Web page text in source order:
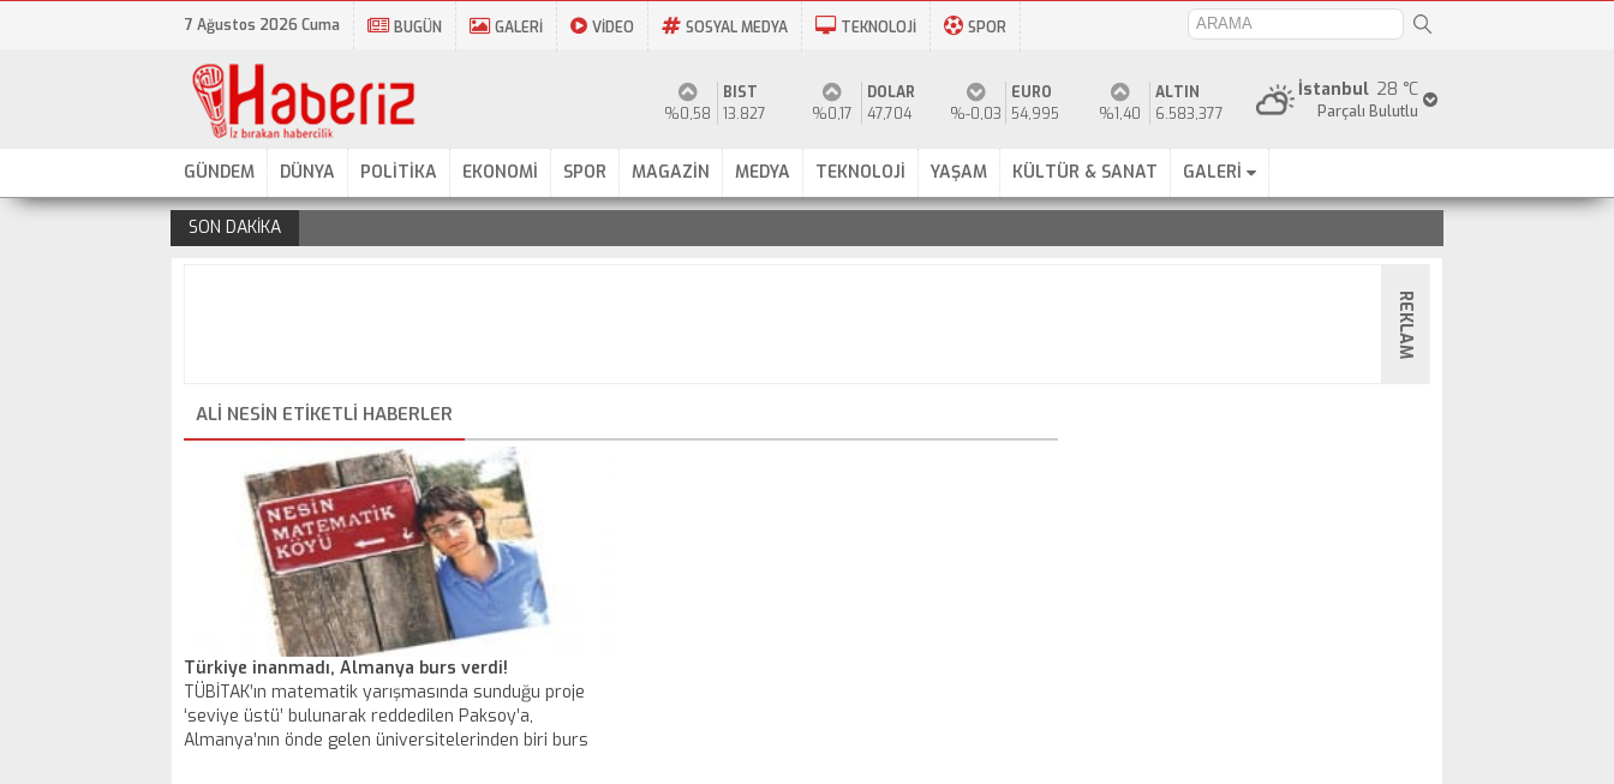
7 Ağustos 2026 Cuma BUGÜN GALERİ VİDEO SOSYAL MEDYA TEKNOLOJİ SPOR
28 °C
İstanbul
Parçalı Bulutlu
%0,58
BIST
13.827
%0,17
DOLAR
47,704
%-0,03
EURO
54,995
%1,40
ALTIN
6.583,377
GÜNDEM DÜNYA POLİTİKA EKONOMİ SPOR MAGAZİN MEDYA TEKNOLOJİ YAŞAM KÜLTÜR & SANAT GALERİ
SON DAKİKA
REKLAM
ALI NESIN ETIKETLI HABERLER
Türkiye inanmadı, Almanya burs verdi!
TÜBİTAK’ın matematik yarışmasında sunduğu proje
‘seviye üstü’ bulunarak reddedilen Paksoy’a,
Almanya’nın önde gelen üniversitelerinden biri burs